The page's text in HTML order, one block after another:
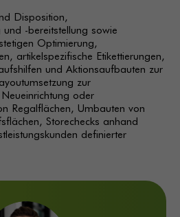
Disposition,
-bereitstellung sowie
Optimierung,
artikelspezifische Etikettierungen,
und Aktionsaufbauten zur
zur
oder
Regalflächen, Umbauten von
Storechecks anhand
definierter